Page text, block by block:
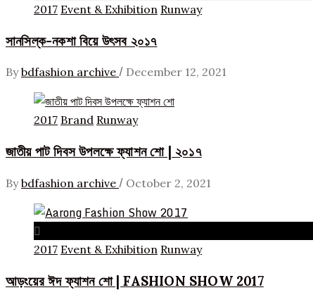
2017 Event & Exhibition Runway
সানসিল্ক-নকশা বিয়ে উৎসব ২০১৭
By bdfashion archive / December 12, 2021
2017 Brand Runway
জাতীয় পাট দিবস উপলক্ষে ফ্যাশন শো | ২০১৭
By bdfashion archive / October 2, 2021
2017 Event & Exhibition Runway
আড়ংয়ের ঈদ ফ্যাশন শো | FASHION SHOW 2017